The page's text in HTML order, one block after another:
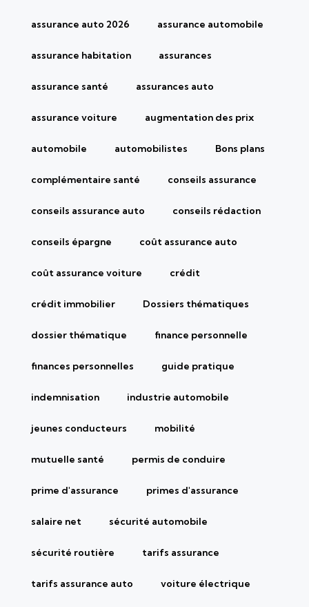
assurance auto 2026 assurance automobile
assurance habitation assurances
assurance santé assurances auto
assurance voiture augmentation des prix
automobile automobilistes Bons plans
complémentaire santé conseils assurance
conseils assurance auto conseils rédaction
conseils épargne coût assurance auto
coût assurance voiture crédit
crédit immobilier Dossiers thématiques
dossier thématique finance personnelle
finances personnelles guide pratique
indemnisation industrie automobile
jeunes conducteurs mobilité
mutuelle santé permis de conduire
prime d'assurance primes d'assurance
salaire net sécurité automobile
sécurité routière tarifs assurance
tarifs assurance auto voiture électrique